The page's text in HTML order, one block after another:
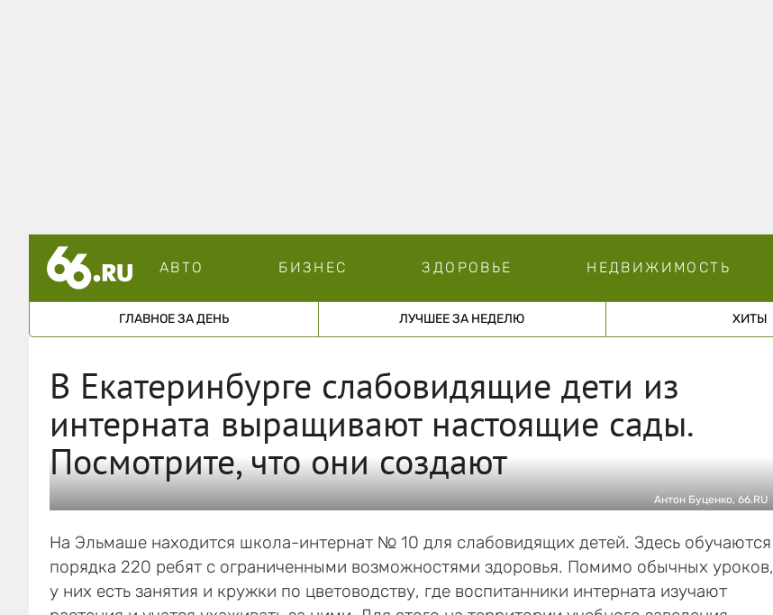
АВТО БИЗНЕС ЗДОРОВЬЕ НЕДВИЖИМОСТЬ
ГЛАВНОЕ ЗА ДЕНЬ ЛУЧШЕЕ ЗА НЕДЕЛЮ ХИТЫ
В Екатеринбурге слабовидящие дети из
интерната выращивают настоящие сады.
Посмотрите, что они создают
Антон Буценко, 66.RU
На Эльмаше находится школа-интернат № 10 для слабовидящих детей. Здесь обучаются
порядка 220 ребят с ограниченными возможностями здоровья. Помимо обычных уроков,
у них есть занятия и кружки по цветоводству, где воспитанники интерната изучают